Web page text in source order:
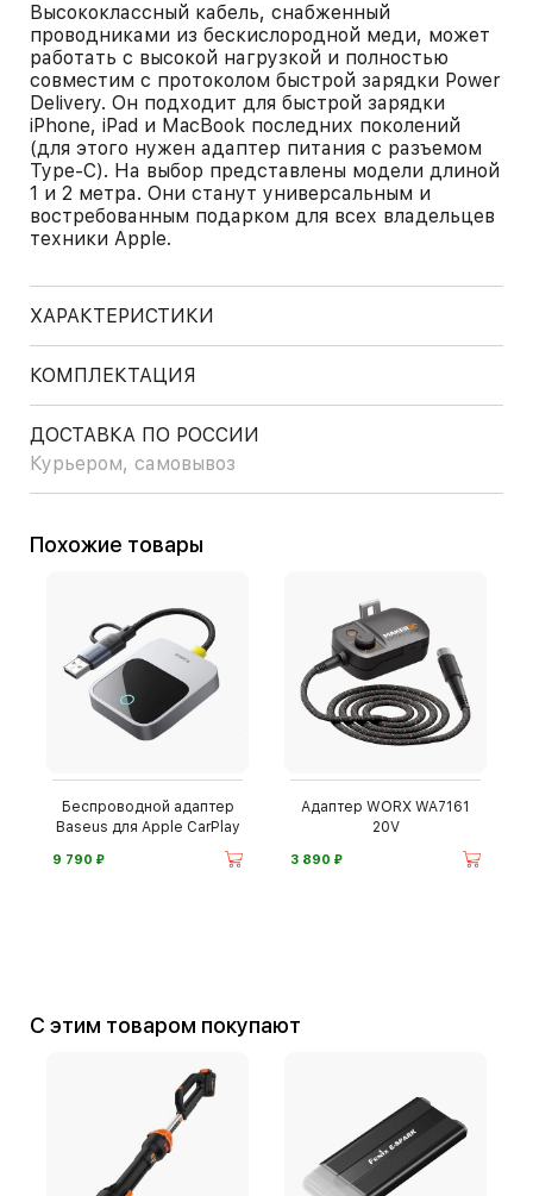
Высококлассный кабель, снабженный
проводниками из бескислородной меди, может
работать с высокой нагрузкой и полностью
совместим с протоколом быстрой зарядки Power
Delivery. Он подходит для быстрой зарядки
iPhone, iPad и MacBook последних поколений
(для этого нужен адаптер питания с разъемом
Type-C). На выбор представлены модели длиной
1 и 2 метра. Они станут универсальным и
востребованным подарком для всех владельцев
техники Apple.
ХАРАКТЕРИСТИКИ
КОМПЛЕКТАЦИЯ
ДОСТАВКА ПО РОССИИ
Курьером, самовывоз
Похожие товары
Беспроводной адаптер
Baseus для Apple CarPlay
9 790 ⃏
Адаптер WORX WA7161
20V
3 890 ⃏
С этим товаром покупают